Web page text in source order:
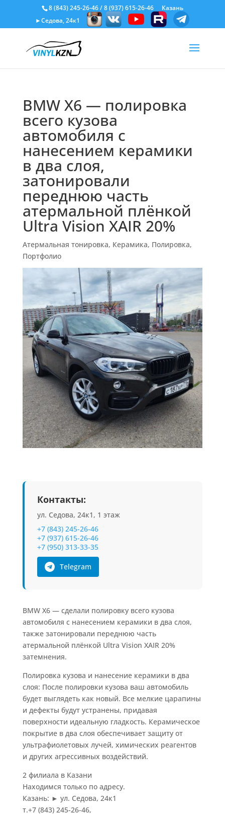
8 (843) 245-26-46/8 (937) 615-26-46
Казань
►Седова, 24к1
BMW X6 — полировка
всего кузова
автомобиля с
нанесением керамики
в два слоя,
затонировали
переднюю часть
атермальной плёнкой
Ultra Vision XAIR 20%
Атермальная тонировка, Керамика, Полировка,
Портфолио
Контакты:
ул. Седова, 24к1, 1 этаж
+7 (843) 245-26-46
+7 (937) 615-26-46
+7 (950) 313-33-35
Telegram
BMW X6 — сделали полировку всего кузова
автомобиля с нанесением керамики в два слоя,
также затонировали переднюю часть
атермальной плёнкой Ultra Vision XAIR 20%
затемнения.
Полировка кузова и нанесение керамики в два
слоя: После полировки кузова ваш автомобиль
будет выглядеть как новый. Все мелкие царапины
и дефекты будут устранены, придавая
поверхности идеальную гладкость. Керамическое
покрытие в два слоя обеспечивает защиту от
ультрафиолетовых лучей, химических реагентов
и других агрессивных воздействий.
2 филиала в Казани
Находимся только по адресу.
Казань: ► ул. Седова, 24к1
т.+7 (843) 245-26-46,